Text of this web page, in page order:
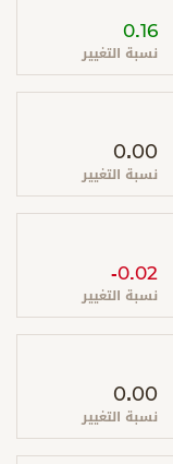
0.16
نسبة التغيير
0.00
نسبة التغيير
-0.02
نسبة التغيير
0.00
نسبة التغيير